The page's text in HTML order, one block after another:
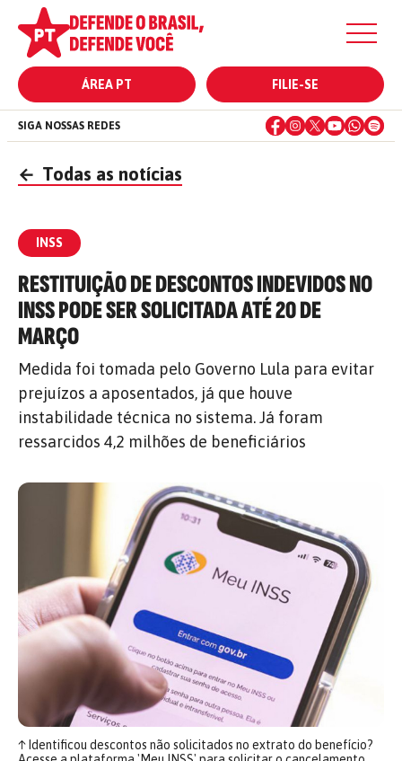
ÁREA PT FILIE-SE
SIGA NOSSAS REDES
← Todas as notícias
INSS
RESTITUIÇÃO DE DESCONTOS INDEVIDOS NO
INSS PODE SER SOLICITADA ATÉ 20 DE
MARÇO
Medida foi tomada pelo Governo Lula para evitar
prejuízos a aposentados, já que houve
instabilidade técnica no sistema. Já foram
ressarcidos 4,2 milhões de beneficiários
↑Identificou descontos não solicitados no extrato do benefício?